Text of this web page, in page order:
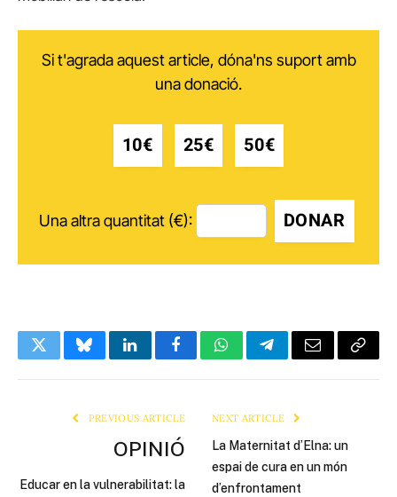
Si t'agrada aquest article, dóna'ns suport amb
una donació.
10€ 25€ 50€
Una altra quantitat (€): DONAR
TwitterBlueskyLinkedInFacebookWhatsAppTelegramEmail Copy
PREVIOUS ARTICLE
OPINIÓ
Educar en la vulnerabilitat: la
NEXT ARTICLE
La Maternitat d’Elna: un
espai de cura en un món
d’enfrontament